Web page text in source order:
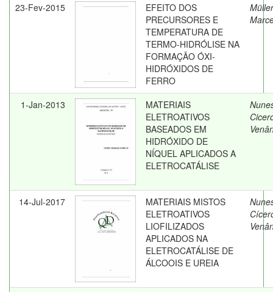
23-Fev-2015
EFEITO DOS
PRECURSORES E
TEMPERATURA DE
TERMO-HIDRÓLISE NA
FORMAÇÃO ÓXI-
HIDRÓXIDOS DE
FERRO
1-Jan-2013
MATERIAIS
ELETROATIVOS
BASEADOS EM
HIDRÓXIDO DE
NÍQUEL APLICADOS A
ELETROCATÁLISE
14-Jul-2017
MATERIAIS MISTOS
ELETROATIVOS
LIOFILIZADOS
APLICADOS NA
ELETROCATÁLISE DE
ÁLCOOIS E UREIA